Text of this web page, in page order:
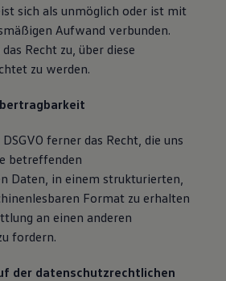
sich als unmöglich oder ist mit
Aufwand verbunden.
Recht zu, über diese
zu werden.
ferner das Recht, die uns
betreffenden
Daten, in einem strukturierten,
Format zu erhalten
an einen anderen
fordern.
der datenschutzrechtlichen